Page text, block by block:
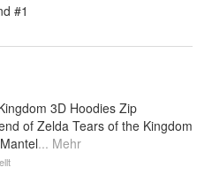
#3, #2, #5, #4 und #1
3D Hoodies Zip
of Zelda Tears of the Kingdom
... Mehr